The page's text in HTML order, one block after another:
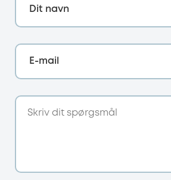
Dit navn
E-mail